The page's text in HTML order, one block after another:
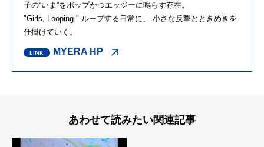
子の“いま”をポップかつエッジーに鳴らす存在。
"Girls, Looping." ループする日常に、 小さな反撃とときめきを
仕掛けていく。
MYERA HP
あわせて読みたい関連記事